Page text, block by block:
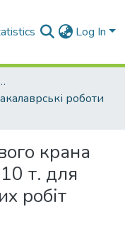
Log In
РОБОТИ
роботи
крана
т. для
робіт